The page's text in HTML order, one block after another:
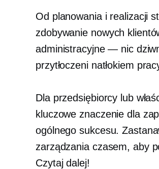
Od planowania i realizacji
zdobywanie nowych
administracyjne — nic
przytłoczeni natłokiem
Dla przedsiębiorcy lub
kluczowe znaczenie dla
ogólnego sukcesu.
zarządzania czasem, aby
Czytaj dalej!